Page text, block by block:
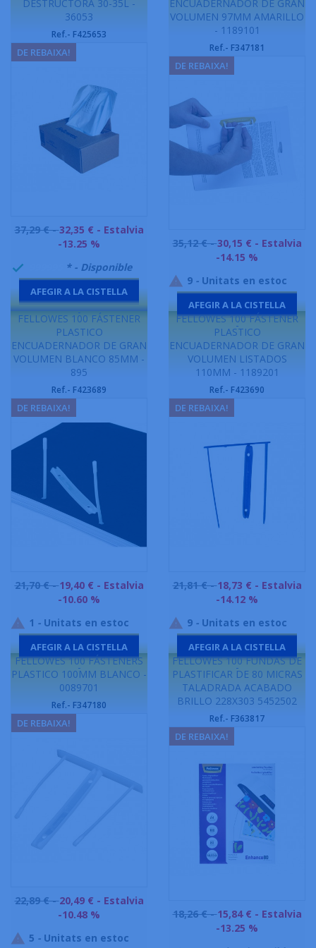
DESTRUCTORA 30-35L -
36053
Ref.- F425653
DE REBAIXA!
Preu
37,29 € -32,35 € - Estalvia
-13.25 %
 * - Disponible
AFEGIR A LA CISTELLA
-
ENCUADERNADOR DE GRAN
VOLUMEN 97MM AMARILLO
- 1189101
Ref.- F347181
DE REBAIXA!
Preu
35,12 € -30,15 € - Estalvia
-14.15 %
 9 - Unitats en estoc
AFEGIR A LA CISTELLA
-
FELLOWES 100 FÁSTENER
PLASTICO
ENCUADERNADOR DE GRAN
VOLUMEN BLANCO 85MM -
895
Ref.- F423689
DE REBAIXA!
Preu
21,70 € -19,40 € - Estalvia
-10.60 %
 1 - Unitats en estoc
AFEGIR A LA CISTELLA
-
FELLOWES 100 FÁSTENER
PLASTICO
ENCUADERNADOR DE GRAN
VOLUMEN LISTADOS
110MM - 1189201
Ref.- F423690
DE REBAIXA!
Preu
21,81 € -18,73 € - Estalvia
-14.12 %
 9 - Unitats en estoc
AFEGIR A LA CISTELLA
-
FELLOWES 100 FÁSTENERS
PLASTICO 100MM BLANCO -
0089701
Ref.- F347180
DE REBAIXA!
Preu
22,89 € -20,49 € - Estalvia
-10.48 %
 5 - Unitats en estoc
FELLOWES 100 FUNDAS DE
PLASTIFICAR DE 80 MICRAS
TALADRADA ACABADO
BRILLO 228X303 5452502
Ref.- F363817
DE REBAIXA!
Preu
18,26 € -15,84 € - Estalvia
-13.25 %